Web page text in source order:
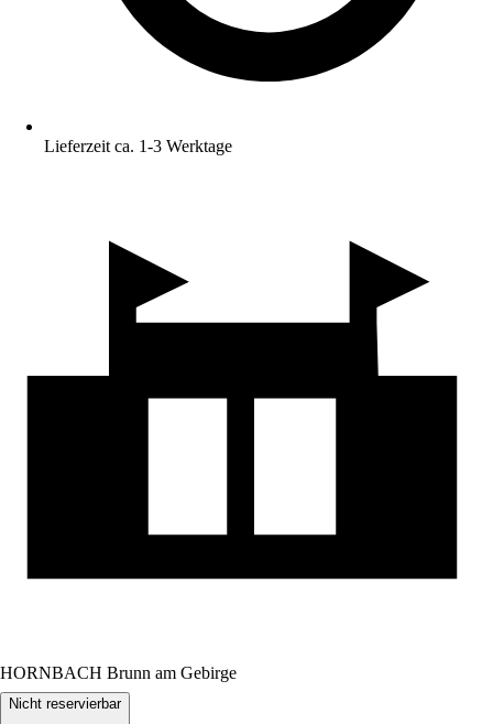
Lieferzeit ca. 1-3 Werktage
HORNBACH Brunn am Gebirge
Nicht reservierbar